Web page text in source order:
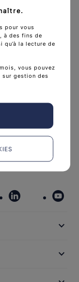
de l’État.
linkedin
expand_more
expand_more
pour vous
à des fins de
qu’à la lecture de
vous pouvez
gestion des